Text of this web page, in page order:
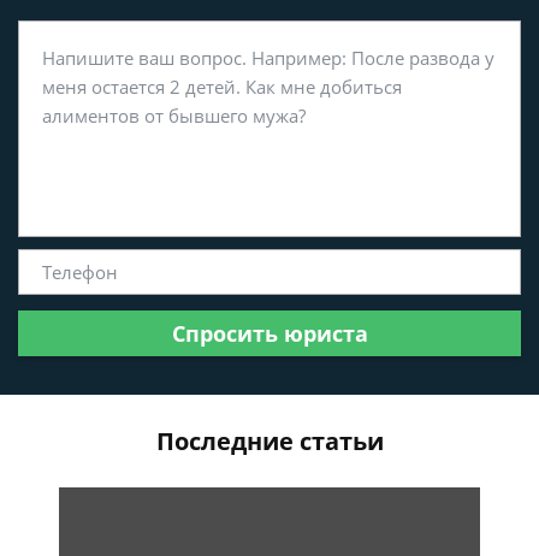
Спросить юриста
Последние статьи